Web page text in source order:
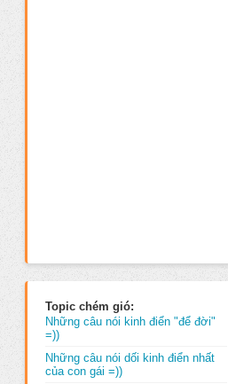
Topic chém gió:
Những câu nói kinh điển "để đời"
=))
Những câu nói dối kinh điển nhất
của con gái =))